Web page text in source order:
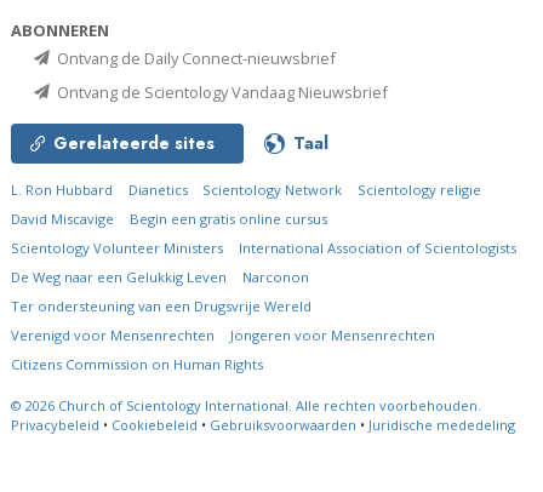
ABONNEREN
Ontvang de Daily Connect-nieuwsbrief
Ontvang de Scientology Vandaag Nieuwsbrief
Gerelateerde sites Taal
L. Ron Hubbard Dianetics Scientology Network
Scientology religie
David Miscavige
Begin een gratis online cursus
Scientology Volunteer Ministers
International Association of Scientologists
De Weg naar een Gelukkig Leven
Narconon
Ter ondersteuning van een Drugsvrije Wereld
Verenigd voor Mensenrechten
Jongeren voor Mensenrechten
Citizens Commission on Human Rights
© 2026 Church of Scientology International. Alle rechten voorbehouden.
Privacybeleid • Cookiebeleid • Gebruiksvoorwaarden • Juridische mededeling